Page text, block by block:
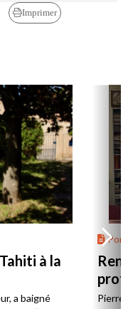
Imprimer
à la
a baigné